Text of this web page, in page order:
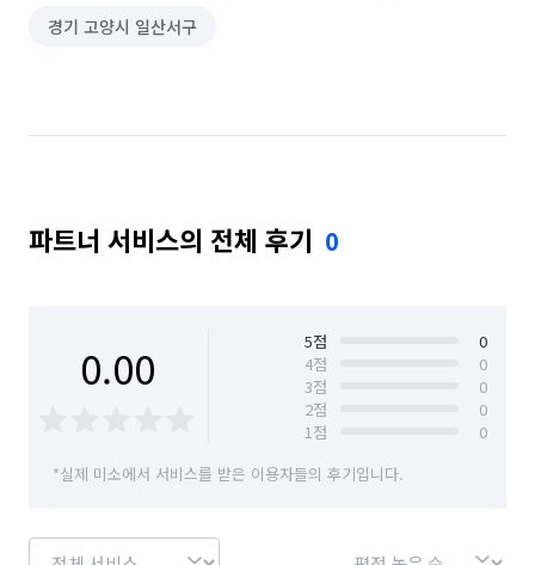
경기 고양시 일산서구
파트너 서비스의 전체 후기 0
0.00 5점
0
4점
0
3점
0
2점
0
1점
0
*실제 미소에서 서비스를 받은 이용자들의 후기입니다.